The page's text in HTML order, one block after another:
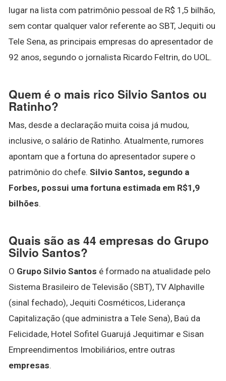
lugar na lista com patrimônio pessoal de R$ 1,5 bilhão,
sem contar qualquer valor referente ao SBT, Jequiti ou
Tele Sena, as principais empresas do apresentador de
92 anos, segundo o jornalista Ricardo Feltrin, do UOL.
Quem é o mais rico Silvio Santos ou
Ratinho?
Mas, desde a declaração muita coisa já mudou,
inclusive, o salário de Ratinho. Atualmente, rumores
apontam que a fortuna do apresentador supere o
patrimônio do chefe. Silvio Santos, segundo a
Forbes, possui uma fortuna estimada em R$1,9
bilhões.
Quais são as 44 empresas do Grupo
Silvio Santos?
O Grupo Silvio Santos é formado na atualidade pelo
Sistema Brasileiro de Televisão (SBT), TV Alphaville
(sinal fechado), Jequiti Cosméticos, Liderança
Capitalização (que administra a Tele Sena), Baú da
Felicidade, Hotel Sofitel Guarujá Jequitimar e Sisan
Empreendimentos Imobiliários, entre outras
empresas.